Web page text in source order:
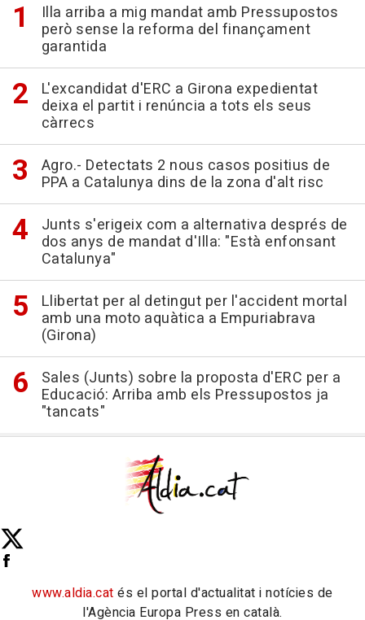
Illa arriba a mig mandat amb Pressupostos
però sense la reforma del finançament
garantida
L'excandidat d'ERC a Girona expedientat
deixa el partit i renúncia a tots els seus
càrrecs
Agro.- Detectats 2 nous casos positius de
PPA a Catalunya dins de la zona d'alt risc
Junts s'erigeix com a alternativa després de
dos anys de mandat d'Illa: "Està enfonsant
Catalunya"
Llibertat per al detingut per l'accident mortal
amb una moto aquàtica a Empuriabrava
(Girona)
Sales (Junts) sobre la proposta d'ERC per a
Educació: Arriba amb els Pressupostos ja
"tancats"
www.aldia.cat és el portal d'actualitat i notícies de
l'Agència Europa Press en català.